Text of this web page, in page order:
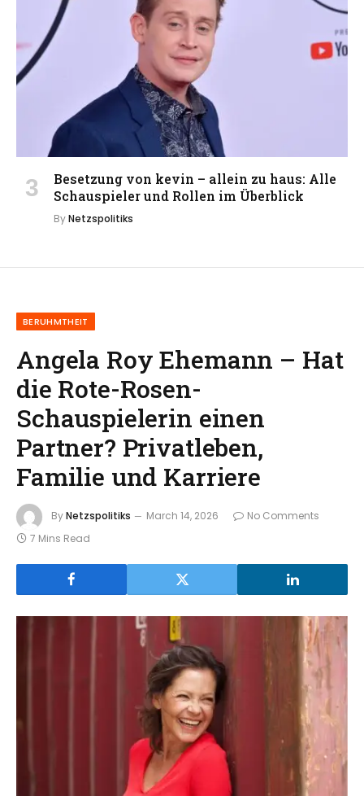
Besetzung von kevin – allein zu haus: Alle
Schauspieler und Rollen im Überblick
ByNetzspolitiks
BERUHMTHEIT
Angela Roy Ehemann – Hat
die Rote-Rosen-
Schauspielerin einen
Partner? Privatleben,
Familie und Karriere
ByNetzspolitiks March 14, 2026
No Comments
7 Mins Read